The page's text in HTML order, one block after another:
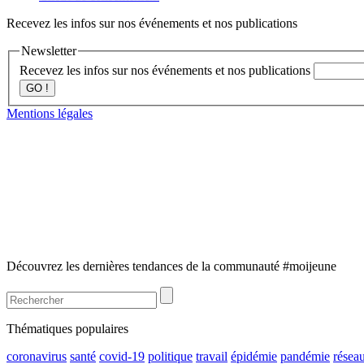
Recevez les infos sur nos événements et nos publications
Newsletter
Recevez les infos sur nos événements et nos publications
GO !
Mentions légales
Découvrez les dernières tendances de la communauté #moijeune
Thématiques populaires
coronavirus santé covid-19 politique travail épidémie pandémie